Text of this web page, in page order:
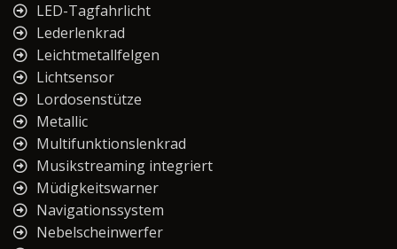
LED-Tagfahrlicht
Lederlenkrad
Leichtmetallfelgen
Lichtsensor
Lordosenstütze
Metallic
Multifunktionslenkrad
Musikstreaming integriert
Müdigkeitswarner
Navigationssystem
Nebelscheinwerfer